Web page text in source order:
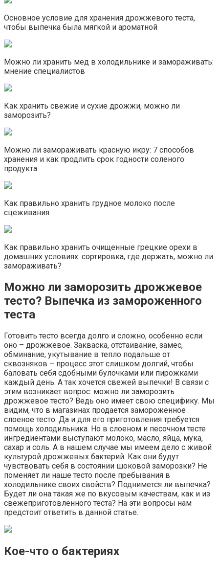
Основное условие для хранения дрожжевого теста,
чтобы выпечка была мягкой и ароматной
Можно ли хранить мед в холодильнике и замораживать:
мнение специалистов
Как хранить свежие и сухие дрожжи, можно ли
заморозить?
Можно ли замораживать красную икру: 7 способов
хранения и как продлить срок годности соленого
продукта
Как правильно хранить грудное молоко после
сцеживания
Как правильно хранить очищенные грецкие орехи в
домашних условиях: сортировка, где держать, можно ли
замораживать?
Можно ли заморозить дрожжевое
тесто? Выпечка из замороженного
теста
Готовить тесто всегда долго и сложно, особенно если
оно – дрожжевое. Закваска, отстаивание, замес,
обминание, укутывание в тепло подальше от
сквозняков – процесс этот слишком долгий, чтобы
баловать себя сдобными булочками или пирожками
каждый день. А так хочется свежей выпечки! В связи с
этим возникает вопрос: можно ли заморозить
дрожжевое тесто? Ведь оно имеет свою специфику. Мы
видим, что в магазинах продается замороженное
слоеное тесто. Да и для его приготовления требуется
помощь холодильника. Но в слоеном и песочном тесте
ингредиентами выступают молоко, масло, яйца, мука,
сахар и соль. А в нашем случае мы имеем дело с живой
культурой дрожжевых бактерий. Как они будут
чувствовать себя в состоянии шоковой заморозки? Не
поменяет ли наше тесто после пребывания в
холодильнике своих свойств? Поднимется ли выпечка?
Будет ли она такая же по вкусовым качествам, как и из
свежеприготовленного теста? На эти вопросы нам
предстоит ответить в данной статье.
Кое-что о бактериях